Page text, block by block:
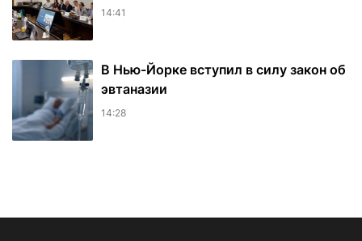
14:41
В Нью-Йорке вступил в силу закон об
эвтаназии
14:28